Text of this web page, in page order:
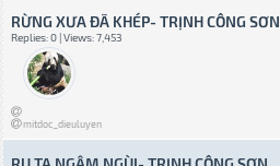
RỪNG XƯA ĐÃ KHÉP- TRỊNH CÔNG SƠN
Replies: 0 | Views: 7,453
mitdoc_dieuluyen